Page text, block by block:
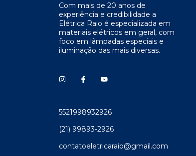
Com mais de 20 anos de
experiência e credibilidade a
Elétrica Raio é especializada em
materiais elétricos em geral, com
foco em lâmpadas especiais e
iluminação das mais diversas.
5521998932926
(21) 99893-2926
contatoeletricaraio@gmail.com